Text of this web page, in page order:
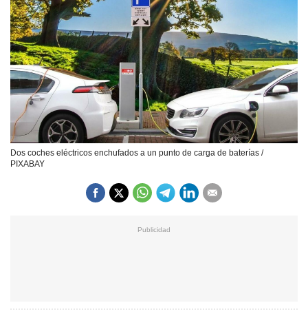
Dos coches eléctricos enchufados a un punto de carga de baterías /
PIXABAY